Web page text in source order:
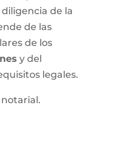
de la
de las
de los
y del
legales.